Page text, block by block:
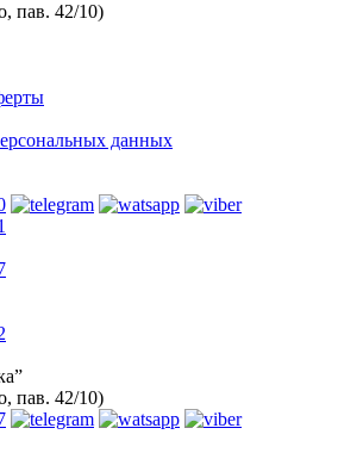
пав. 42/10)
данных
пав. 42/10)